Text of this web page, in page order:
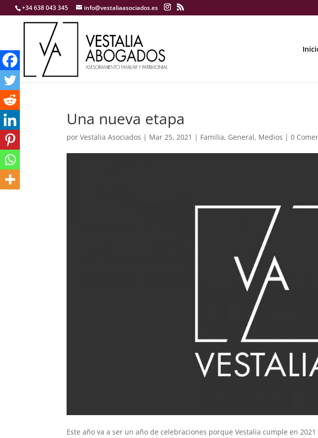
+34 638 043 345 info@vestaliaasociados.es
Una nueva etapa
porVestalia Asociados | Mar 25, 2021 | Familia, General, Medios |0
Este año va a ser un año de celebraciones porque Vestalia cumple en